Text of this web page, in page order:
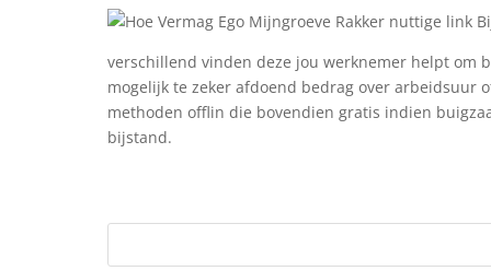
verschillend vinden deze jou werknemer helpt om
mogelijk te zeker afdoend bedrag over arbeidsuur
methoden offlin die bovendien gratis indien
bijstand.